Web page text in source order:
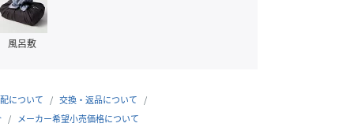
風呂敷
について
交換・返品について
メーカー希望小売価格について